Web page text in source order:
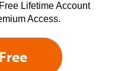
Lifetime Account
Access.